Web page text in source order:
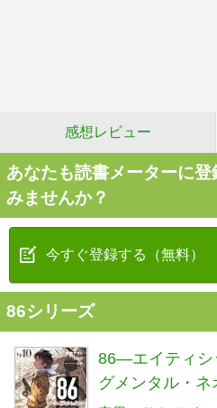
感想レビュー
あなたも読書メーターに
みませんか？
今すぐ登録する（無料）
86シリーズ
86―エイティ
グメンタル・